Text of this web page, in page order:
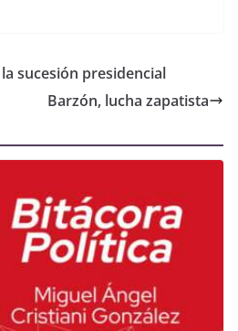
sucesión presidencial
Barzón, lucha zapatista